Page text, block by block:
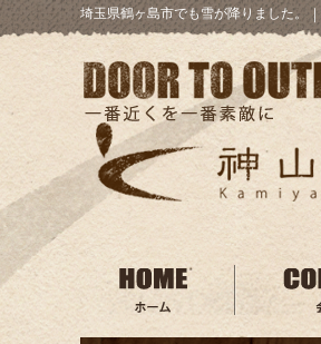
埼玉県鶴ヶ島市でも雪が降りました。 ｜